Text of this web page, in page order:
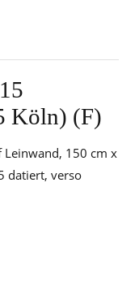
Köln) (F)
Leinwand, 150 cm x
datiert, verso